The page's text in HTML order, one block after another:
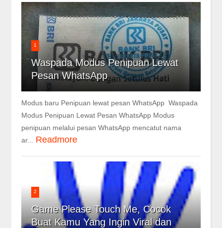
1
Waspada Modus Penipuan Lewat
Pesan WhatsApp
Modus baru Penipuan lewat pesan WhatsApp Waspada
Modus Penipuan Lewat Pesan WhatsApp Modus
penipuan melalui pesan WhatsApp mencatut nama
ar...
Readmore
2
Game Please Touch Me, Cocok
Buat Kamu Yang Ingin Viral dan